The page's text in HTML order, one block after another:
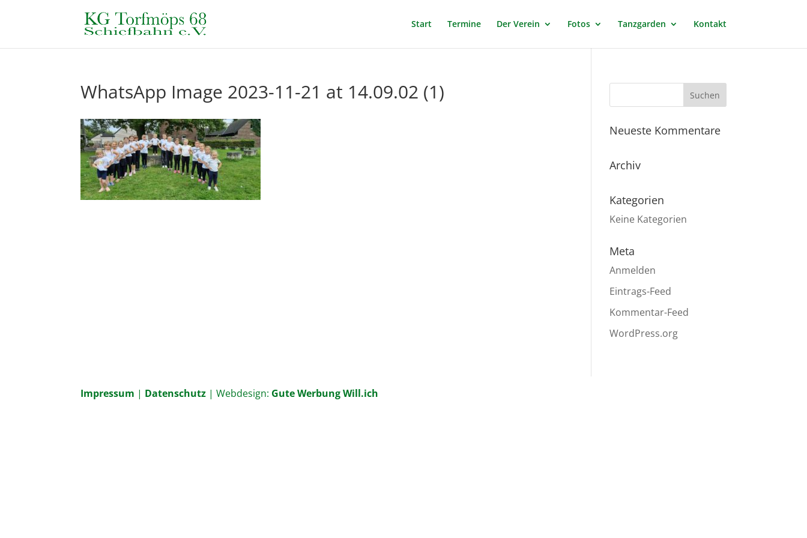
Start Termine Der Verein Fotos Tanzgarden Kontakt
WhatsApp Image 2023-11-21 at 14.09.02 (1)
Neueste Kommentare
Archiv
Kategorien
Keine Kategorien
Meta
Anmelden
Eintrags-Feed
Kommentar-Feed
WordPress.org
Impressum | Datenschutz | Webdesign: Gute Werbung Will.ich